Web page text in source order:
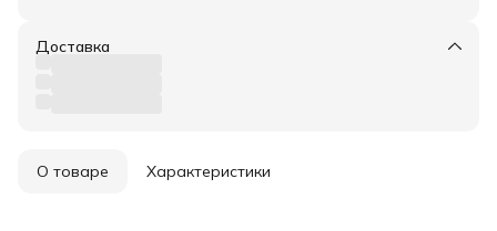
Доставка
О товаре Характеристики